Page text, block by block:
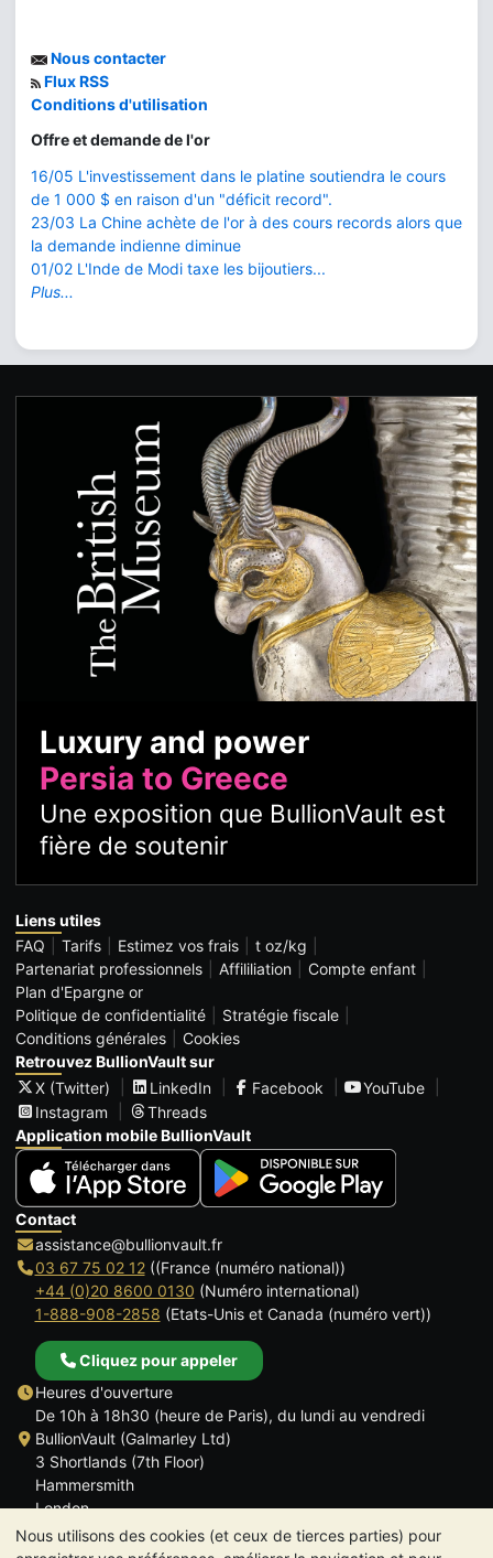
Nous utilisons des cookies (et ceux de tierces parties) pour
Nous contacter
Flux RSS
Conditions d'utilisation
Offre et demande de l'or
16/05 L'investissement dans le platine soutiendra le cours
de 1 000 $ en raison d'un "déficit record".
23/03 La Chine achète de l'or à des cours records alors que
la demande indienne diminue
01/02 L'Inde de Modi taxe les bijoutiers...
Plus...
Luxury and power
Persia to Greece
Une exposition que BullionVault est
fière de soutenir
Liens utiles
FAQ
Tarifs Estimez vos frais
t oz/kg
Partenariat professionnels
Affililiation
Compte enfant
Plan d'Epargne or
Politique de confidentialité
Stratégie fiscale
Conditions générales
Cookies
Retrouvez BullionVault sur
X (Twitter)
LinkedIn Facebook
YouTube
Instagram
Threads
Application mobile BullionVault
Contact
assistance@bullionvault.fr
03 67 75 02 12((France (numéro national))
+44 (0)20 8600 0130 (Numéro international)
1-888-908-2858 (Etats-Unis et Canada (numéro vert))
Cliquez pour appeler
Heures d'ouverture
De 10h à 18h30 (heure de Paris), du lundi au vendredi
BullionVault (Galmarley Ltd)
3 Shortlands (7th Floor)
Hammersmith
London
W6 8DA
ROYAUME UNI